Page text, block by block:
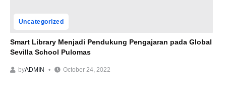
Uncategorized
Smart Library Menjadi Pendukung Pengajaran pada Global
Sevilla School Pulomas
byADMIN October 24, 2022